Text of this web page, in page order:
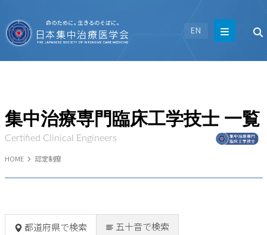
EN
HOME 認定制度
集中治療専門臨床工学技士 一覧
Certified Clinical Engineers
都道府県で検索 五十音で検索